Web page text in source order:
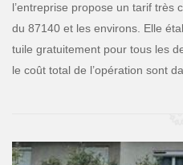
l’entreprise propose un tarif très
du 87140 et les environs. Elle
tuile gratuitement pour tous les
le coût total de l’opération sont